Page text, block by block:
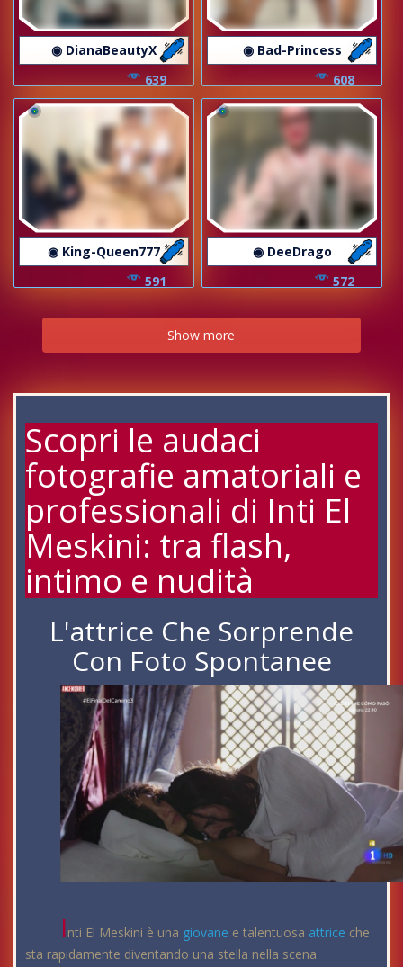
◉ DianaBeautyX
639
◉ Bad-Princess
608
◉ King-Queen777
591
◉ DeeDrago
572
Show more
Scopri le audaci
fotografie amatoriali e
professionali di Inti El
Meskini: tra flash,
intimo e nudità
L'attrice Che Sorprende
Con Foto Spontanee
Inti El Meskini è una giovane e talentuosa attrice che
sta rapidamente diventando una stella nella scena